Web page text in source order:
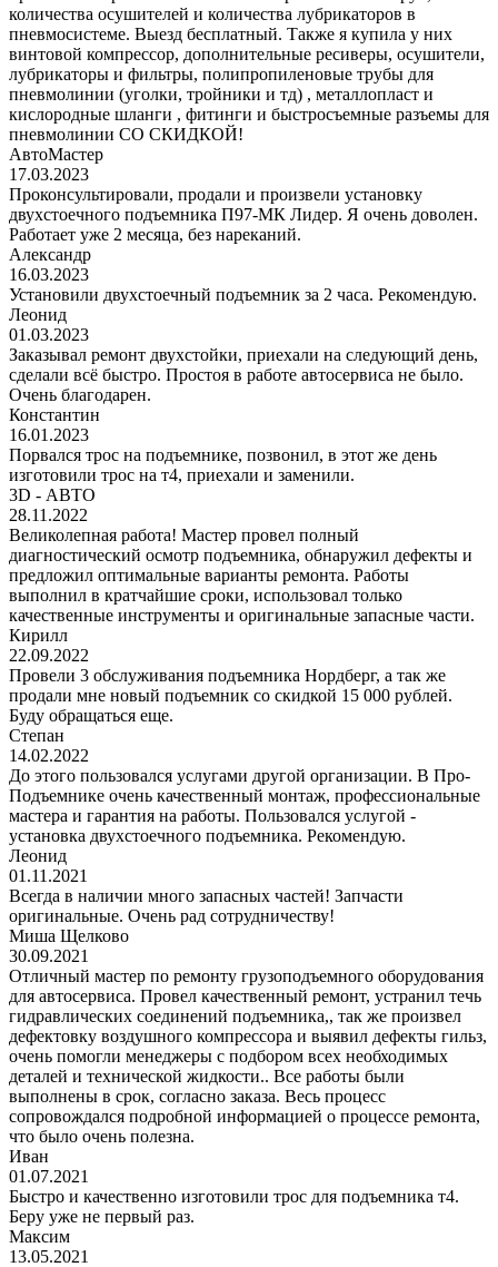
количества осушителей и количества лубрикаторов в
пневмосистеме. Выезд бесплатный. Также я купила у них
винтовой компрессор, дополнительные ресиверы, осушители,
лубрикаторы и фильтры, полипропиленовые трубы для
пневмолинии (уголки, тройники и тд) , металлопласт и
кислородные шланги , фитинги и быстросъемные разъемы для
пневмолинии СО СКИДКОЙ!
АвтоМастер
17.03.2023
Проконсультировали, продали и произвели установку
двухстоечного подъемника П97-МК Лидер. Я очень доволен.
Работает уже 2 месяца, без нареканий.
Александр
16.03.2023
Установили двухстоечный подъемник за 2 часа. Рекомендую.
Леонид
01.03.2023
Заказывал ремонт двухстойки, приехали на следующий день,
сделали всё быстро. Простоя в работе автосервиса не было.
Очень благодарен.
Константин
16.01.2023
Порвался трос на подъемнике, позвонил, в этот же день
изготовили трос на т4, приехали и заменили.
3D - АВТО
28.11.2022
Великолепная работа! Мастер провел полный
диагностический осмотр подъемника, обнаружил дефекты и
предложил оптимальные варианты ремонта. Работы
выполнил в кратчайшие сроки, использовал только
качественные инструменты и оригинальные запасные части.
Кирилл
22.09.2022
Провели 3 обслуживания подъемника Нордберг, а так же
продали мне новый подъемник со скидкой 15 000 рублей.
Буду обращаться еще.
Степан
14.02.2022
До этого пользовался услугами другой организации. В Про-
Подъемнике очень качественный монтаж, профессиональные
мастера и гарантия на работы. Пользовался услугой -
установка двухстоечного подъемника. Рекомендую.
Леонид
01.11.2021
Всегда в наличии много запасных частей! Запчасти
оригинальные. Очень рад сотрудничеству!
Миша Щелково
30.09.2021
Отличный мастер по ремонту грузоподъемного оборудования
для автосервиса. Провел качественный ремонт, устранил течь
гидравлических соединений подъемника,, так же произвел
дефектовку воздушного компрессора и выявил дефекты гильз,
очень помогли менеджеры с подбором всех необходимых
деталей и технической жидкости.. Все работы были
выполнены в срок, согласно заказа. Весь процесс
сопровождался подробной информацией о процессе ремонта,
что было очень полезна.
Иван
01.07.2021
Быстро и качественно изготовили трос для подъемника т4.
Беру уже не первый раз.
Максим
13.05.2021